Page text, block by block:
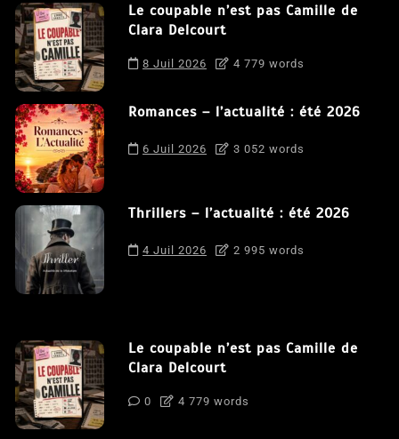
Le coupable n’est pas Camille de
Clara Delcourt
8 Juil 2026 4 779 words
Romances – l’actualité : été 2026
6 Juil 2026 3 052 words
Thrillers – l’actualité : été 2026
4 Juil 2026 2 995 words
Le coupable n’est pas Camille de
Clara Delcourt
0 4 779 words